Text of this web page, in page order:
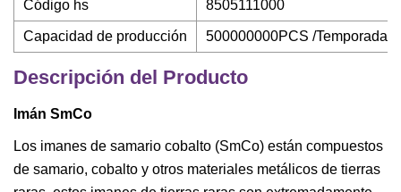
Código hs 8505111000
Capacidad de producción 500000000PCS /Temporada
Descripción del Producto
Imán SmCo
Los imanes de samario cobalto (SmCo) están compuestos
de samario, cobalto y otros materiales metálicos de tierras